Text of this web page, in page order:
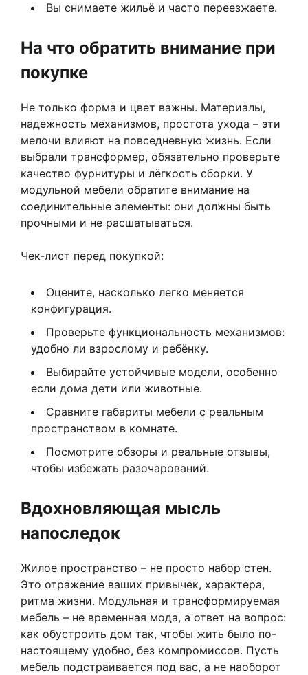
Вы снимаете жильё и часто переезжаете.
На что обратить внимание при
покупке
Не только форма и цвет важны. Материалы,
надежность механизмов, простота ухода – эти
мелочи влияют на повседневную жизнь. Если
выбрали трансформер, обязательно проверьте
качество фурнитуры и лёгкость сборки. У
модульной мебели обратите внимание на
соединительные элементы: они должны быть
прочными и не расшатываться.
Чек-лист перед покупкой:
Оцените, насколько легко меняется
конфигурация.
Проверьте функциональность механизмов:
удобно ли взрослому и ребёнку.
Выбирайте устойчивые модели, особенно
если дома дети или животные.
Сравните габариты мебели с реальным
пространством в комнате.
Посмотрите обзоры и реальные отзывы,
чтобы избежать разочарований.
Вдохновляющая мысль
напоследок
Жилое пространство – не просто набор стен.
Это отражение ваших привычек, характера,
ритма жизни. Модульная и трансформируемая
мебель – не временная мода, а ответ на вопрос:
как обустроить дом так, чтобы жить было по-
настоящему удобно, без компромиссов. Пусть
мебель подстраивается под вас, а не наоборот